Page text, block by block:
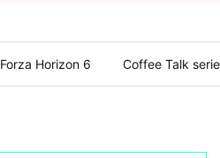
Forza Horizon 6 Coffee Talk